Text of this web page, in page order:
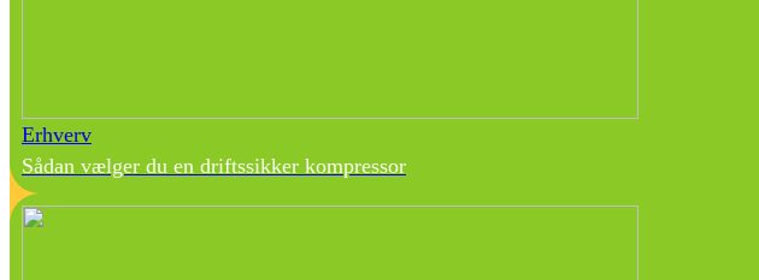
Erhverv
Sådan vælger du en driftssikker kompressor